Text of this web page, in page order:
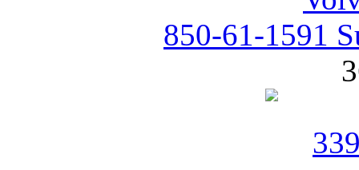
850-61-1591